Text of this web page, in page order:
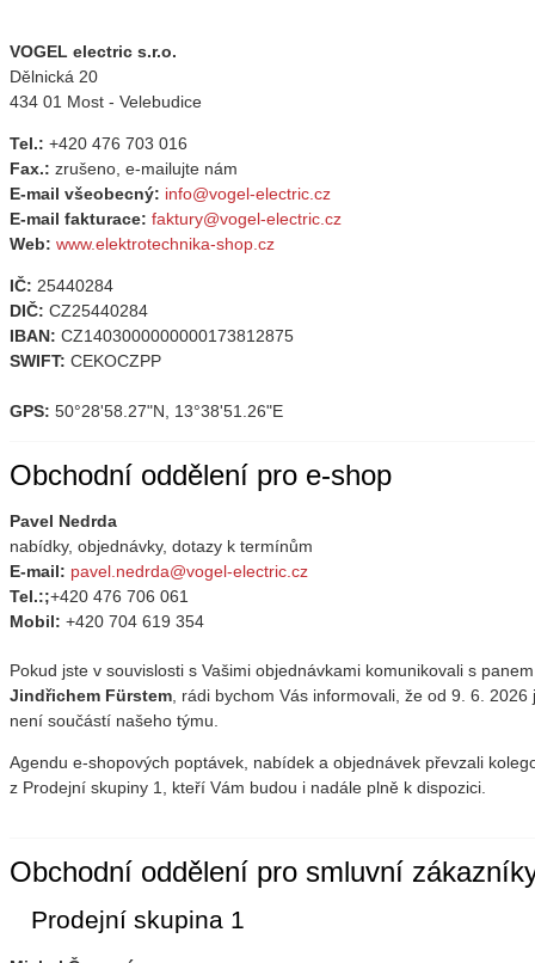
VOGEL electric s.r.o.
Dělnická 20
434 01 Most - Velebudice
Tel.: +420 476 703 016
Fax.: zrušeno, e-mailujte nám
E-mail všeobecný: info@vogel-electric.cz
E-mail fakturace: faktury@vogel-electric.cz
Web: www.elektrotechnika-shop.cz
IČ: 25440284
DIČ: CZ25440284
IBAN: CZ1403000000000173812875
SWIFT: CEKOCZPP
GPS: 50°28'58.27"N, 13°38'51.26"E
Obchodní oddělení pro e-shop
Pavel Nedrda
nabídky, objednávky, dotazy k termínům
E-mail: pavel.nedrda@vogel-electric.cz
Tel.:;+420 476 706 061
Mobil: +420 704 619 354
Pokud jste v souvislosti s Vašimi objednávkami komunikovali s panem
Jindřichem Fürstem, rádi bychom Vás informovali, že od 9. 6. 2026
není součástí našeho týmu.
Agendu e-shopových poptávek, nabídek a objednávek převzali
z Prodejní skupiny 1, kteří Vám budou i nadále plně k dispozici.
Obchodní oddělení pro smluvní
Prodejní skupina 1